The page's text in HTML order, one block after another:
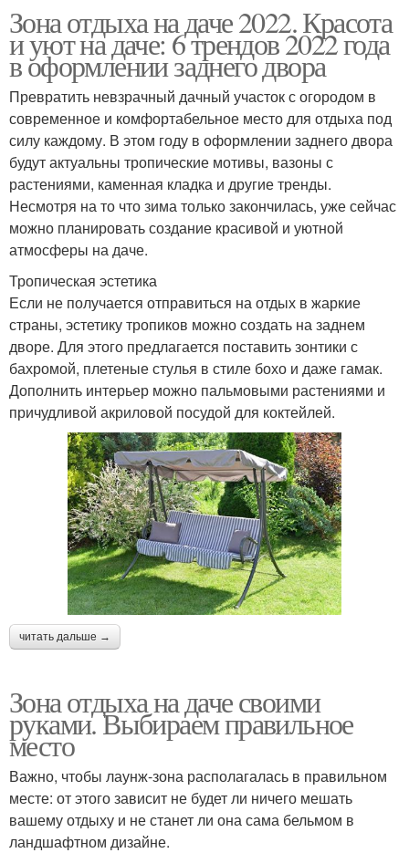
Зона отдыха на даче 2022. Красота
и уют на даче: 6 трендов 2022 года
в оформлении заднего двора
Превратить невзрачный дачный участок с огородом в
современное и комфортабельное место для отдыха под
силу каждому. В этом году в оформлении заднего двора
будут актуальны тропические мотивы, вазоны с
растениями, каменная кладка и другие тренды.
Несмотря на то что зима только закончилась, уже сейчас
можно планировать создание красивой и уютной
атмосферы на даче.
Тропическая эстетика
Если не получается отправиться на отдых в жаркие
страны, эстетику тропиков можно создать на заднем
дворе. Для этого предлагается поставить зонтики с
бахромой, плетеные стулья в стиле бохо и даже гамак.
Дополнить интерьер можно пальмовыми растениями и
причудливой акриловой посудой для коктейлей.
читать дальше →
Зона отдыха на даче своими
руками. Выбираем правильное
место
Важно, чтобы лаунж-зона располагалась в правильном
месте: от этого зависит не будет ли ничего мешать
вашему отдыху и не станет ли она сама бельмом в
ландшафтном дизайне.